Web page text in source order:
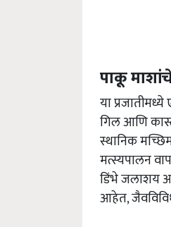
पाकू
या
गिल आणि
स्थानिक
मत्स्यपालन
डिंभे जलाशय
आहेत,